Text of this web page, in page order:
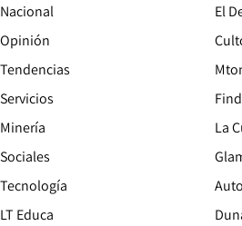
Nacional
Opinión
Tendencias
Servicios
Minería
Sociales
Tecnología
LT Educa
El
La